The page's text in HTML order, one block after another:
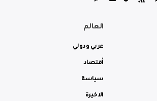
العالم
عربي ودولي
أقتصاد
سياسة
الاخيرة